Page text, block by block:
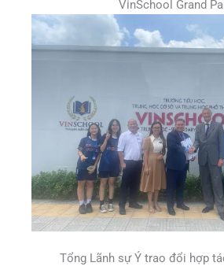
VinSchool Grand
Tổng Lãnh sự Ý trao đổi hợp